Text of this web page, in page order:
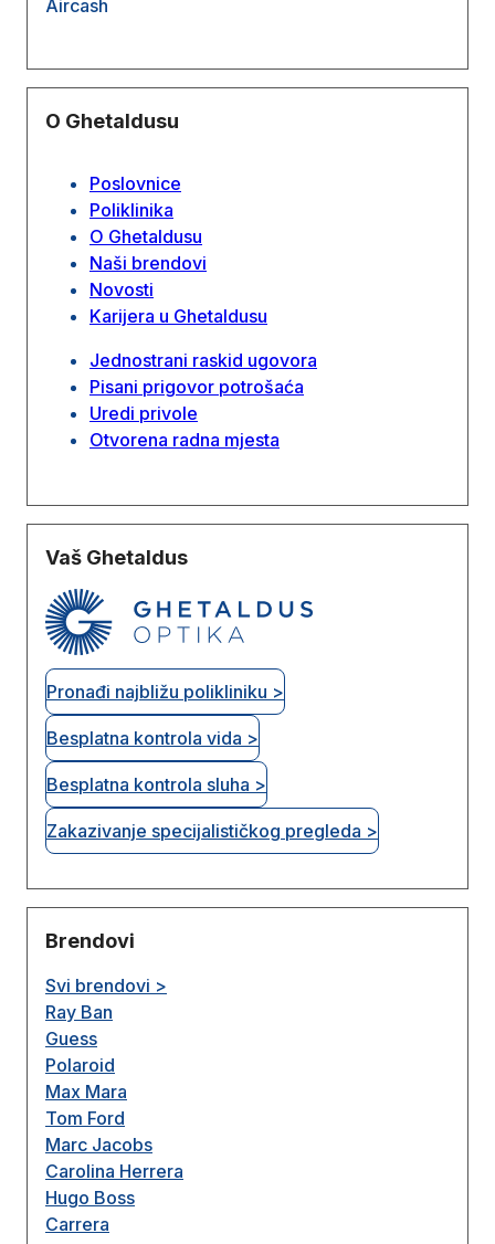
Aircash
O Ghetaldusu
Poslovnice
Poliklinika
O Ghetaldusu
Naši brendovi
Novosti
Karijera u Ghetaldusu
Jednostrani raskid ugovora
Pisani prigovor potrošaća
Uredi privole
Otvorena radna mjesta
Vaš Ghetaldus
Pronađi najbližu polikliniku >
Besplatna kontrola vida >
Besplatna kontrola sluha >
Zakazivanje specijalističkog pregleda >
Brendovi
Svi brendovi >
Ray Ban
Guess
Polaroid
Max Mara
Tom Ford
Marc Jacobs
Carolina Herrera
Hugo Boss
Carrera